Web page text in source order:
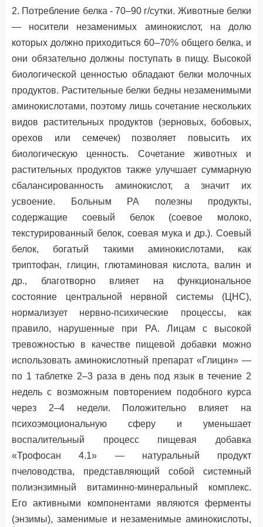
2. Потребление белка - 70–90 г/сутки. Животные белки
— носители незаменимых аминокислот, на долю
которых должно приходиться 60–70% общего белка, и
они обязательно должны поступать в пищу. Высокой
биологической ценностью обладают белки молочных
продуктов. Растительные белки бедны незаменимыми
аминокислотами, поэтому лишь сочетание нескольких
видов растительных продуктов (зерновых, бобовых,
орехов или семечек) позволяет повысить их
биологическую ценность. Сочетание животных и
растительных продуктов также улучшает суммарную
сбалансированность аминокислот, а значит их
усвоение. Больным РА полезны продукты,
содержащие соевый белок (соевое молоко,
текстурированный белок, соевая мука и др.). Соевый
белок, богатый такими аминокислотами, как
триптофан, глицин, глютаминовая кислота, валин и
др., благотворно влияет на функциональное
состояние центральной нервной системы (ЦНС),
нормализует нервно-психические процессы, как
правило, нарушенные при РА. Лицам с высокой
тревожностью в качестве пищевой добавки можно
использовать аминокислотный препарат «Глицин» —
по 1 таблетке 2–3 раза в день под язык в течение 2
недель с возможным повторением подобного курса
через 2–4 недели. Положительно влияет на
психоэмоциональную сферу и уменьшает
воспалительный процесс пищевая добавка
«Трофосан 4.1» — натуральный продукт
пчеловодства, представляющий собой системный
полиэнзимный витаминно-минеральный комплекс.
Его активными компонентами являются ферменты
(энзимы), заменимые и незаменимые аминокислоты,